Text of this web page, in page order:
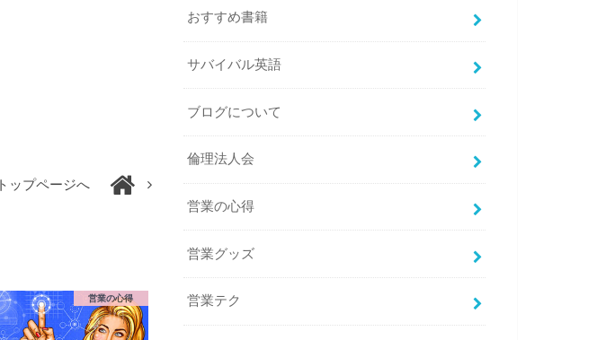
トップページへ
営業の心得
おすすめ書籍
サバイバル英語
ブログについて
倫理法人会
営業の心得
営業グッズ
営業テク